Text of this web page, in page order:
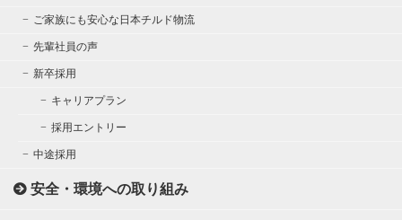
ご家族にも安心な日本チルド物流
先輩社員の声
新卒採用
キャリアプラン
採用エントリー
中途採用
安全・環境への取り組み